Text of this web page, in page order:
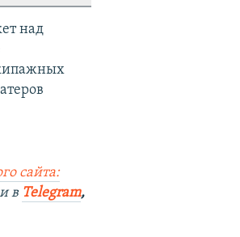
над
сайта:
в Telegram,